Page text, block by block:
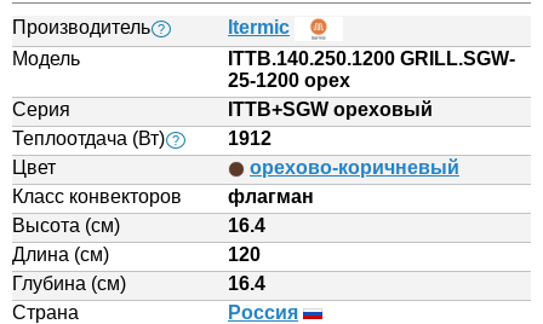
Производитель ?
Itermic
Модель
ITTB.140.250.1200 GRILL.SGW-
25-1200 орех
Серия
ITTB+SGW ореховый
Теплоотдача (Вт) ?
1912
Цвет
орехово-коричневый
Класс конвекторов
флагман
Высота (см)
16.4
Длина (см)
120
Глубина (см)
16.4
Страна
Россия